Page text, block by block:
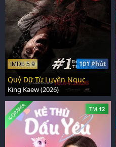
101 Phút
IMDb 5.9
Quỷ Dữ Từ Luyện Ngục
King Kaew (2026)
TM.12
K-DRAMA